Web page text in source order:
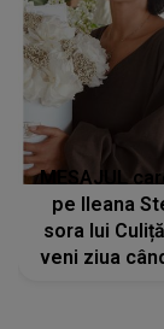
MESAJUL
pe Ileana
sora lui
veni ziua